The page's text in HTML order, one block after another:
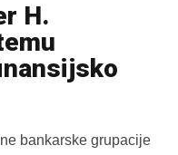
H.
bankarske grupacije